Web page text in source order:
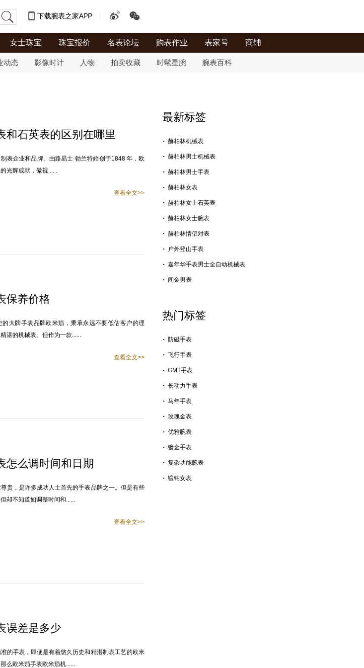
下载腕表之家APP
女士珠宝 珠宝报价 名表论坛 购表作业 表家号 商铺
动态 影像时计 人物 拍卖收藏 时髦星腕 腕表百科
和石英表的区别在哪里
企业和品牌。由路易士·勃兰特始创于1848 年，欧
光辉成就，傲视......
查看全文>>
保养价格
牌手表品牌欧米茄，秉承永远不要低估客户的理
湛的机械表。但作为一款......
查看全文>>
怎么调时间和日期
，是许多成功人士首先的手表品牌之一。但是有些
却不知道如调整时间和......
查看全文>>
误差是多少
手表，即便是有着悠久历史和精湛制表工艺的欧米
么欧米茄手表欧米茄机......
最新标签
赫柏林机械表
赫柏林男士机械表
赫柏林男士手表
赫柏林女表
赫柏林女士石英表
赫柏林女士腕表
赫柏林情侣对表
户外登山手表
嘉年华手表男士全自动机械表
间金男表
热门标签
防磁手表
飞行手表
GMT手表
长动力手表
马年手表
玫瑰金表
优雅腕表
镀金手表
复杂功能腕表
镶钻女表